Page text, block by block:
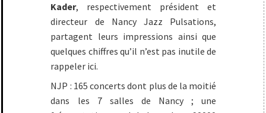
Kader, respectivement président et
directeur de Nancy Jazz Pulsations,
partagent leurs impressions ainsi que
quelques chiffres qu’il n’est pas inutile de
rappeler ici.
NJP : 165 concerts dont plus de la moitié
dans les 7 salles de Nancy ; une